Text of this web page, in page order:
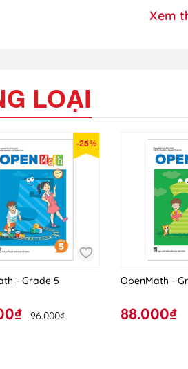
HƯỚNG VÀ XÂY DỰNG NHỮNG KỸ
ADCBook và các nhà sách trên
Xem
LOẠI
-25%
- Grade 5
96.000₫
OpenMath -
88.000₫